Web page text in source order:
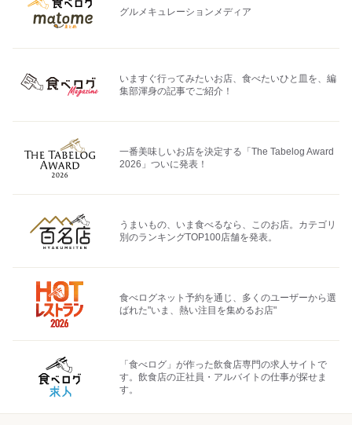
グルメキュレーションメディア
いますぐ行ってみたいお店、食べたいひと皿を、編
集部渾身の記事でご紹介！
一番美味しいお店を決定する「The Tabelog Award
2026」ついに発表！
うまいもの、いま食べるなら、このお店。カテゴリ
別のランキングTOP100店舗を発表。
食べログネット予約を通じ、多くのユーザーから選
ばれた"いま、熱い注目を集めるお店"
「食べログ」が作った飲食店専門の求人サイトで
す。飲食店の正社員・アルバイトの仕事が探せま
す。